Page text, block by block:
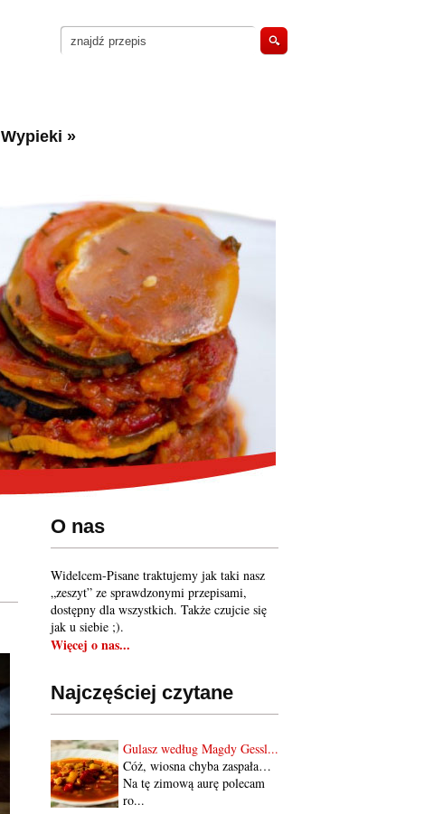
Wypieki »
O nas
Widelcem-Pisane traktujemy jak taki nasz
„zeszyt” ze sprawdzonymi przepisami,
dostępny dla wszystkich. Także czujcie się
jak u siebie ;).
Więcej o nas...
Najczęściej czytane
Gulasz według Magdy Gessl...
Cóż, wiosna chyba zaspała…
Na tę zimową aurę polecam
ro...